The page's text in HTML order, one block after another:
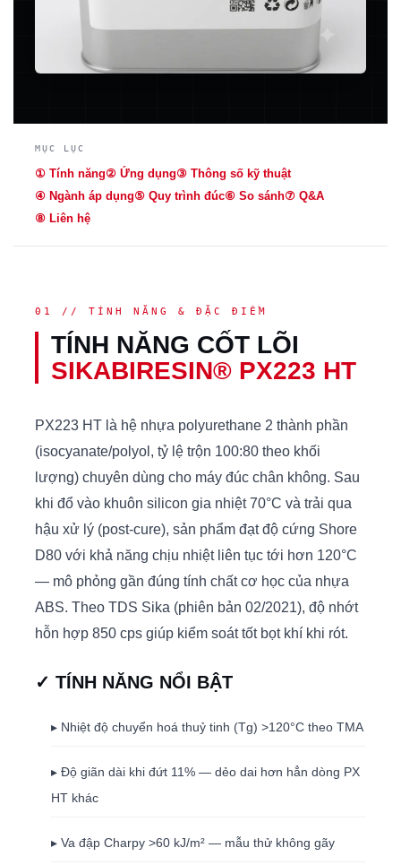
MỤC LỤC
① Tính năng② Ứng dụng③ Thông số kỹ thuật
④ Ngành áp dụng⑤ Quy trình đúc⑥ So sánh⑦ Q&A
⑧ Liên hệ
01 // TÍNH NĂNG & ĐẶC ĐIỂM
TÍNH NĂNG CỐT LÕI
SIKABIRESIN® PX223 HT
PX223 HT là hệ nhựa polyurethane 2 thành phần
(isocyanate/polyol, tỷ lệ trộn 100:80 theo khối
lượng) chuyên dùng cho máy đúc chân không. Sau
khi đổ vào khuôn silicon gia nhiệt 70°C và trải qua
hậu xử lý (post-cure), sản phẩm đạt độ cứng Shore
D80 với khả năng chịu nhiệt liên tục tới hơn 120°C
— mô phỏng gần đúng tính chất cơ học của nhựa
ABS. Theo TDS Sika (phiên bản 02/2021), độ nhớt
hỗn hợp 850 cps giúp kiểm soát tốt bọt khí khi rót.
✓ TÍNH NĂNG NỔI BẬT
▸ Nhiệt độ chuyển hoá thuỷ tinh (Tg) >120°C theo TMA
▸ Độ giãn dài khi đứt 11% — dẻo dai hơn hẳn dòng PX
HT khác
▸ Va đập Charpy >60 kJ/m² — mẫu thử không gãy